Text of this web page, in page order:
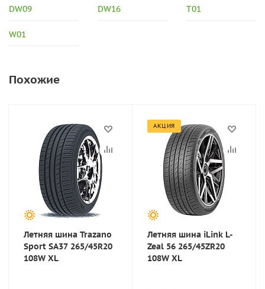
DW09 DW16 T01
W01
Похожие
Летняя шина Trazano
Sport SA37 265/45R20
108W XL
АКЦИЯ
Летняя шина iLink L-
Zeal 56 265/45ZR20
108W XL